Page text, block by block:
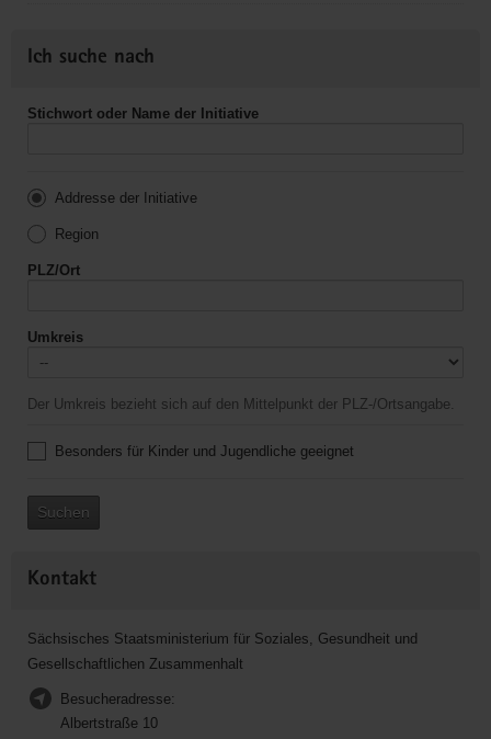
Ich suche nach
Stichwort oder Name der Initiative
Addresse der Initiative
Region
PLZ/Ort
Umkreis
Der Umkreis bezieht sich auf den Mittelpunkt der PLZ-/Ortsangabe.
Besonders für Kinder und Jugendliche geeignet
Suchen
Kontakt
Sächsisches Staatsministerium für Soziales, Gesundheit und
Gesellschaftlichen Zusammenhalt
Besucheradresse:
Albertstraße 10